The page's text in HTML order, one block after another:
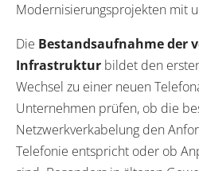
Modernisierungsprojekten mit
Die Bestandsaufnahme der
Infrastruktur bildet den
Wechsel zu einer neuen
Unternehmen prüfen, ob die
Netzwerkverkabelung den
Telefonie entspricht oder ob